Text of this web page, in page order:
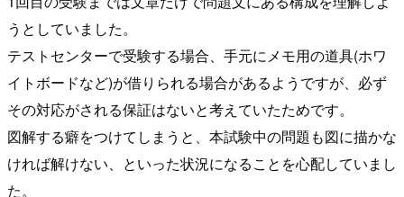
うとしていました。
テストセンターで受験する場合、手元にメモ用の道具(ホワ
イトボードなど)が借りられる場合があるようですが、必ず
その対応がされる保証はないと考えていたためです。
図解する癖をつけてしまうと、本試験中の問題も図に描かな
ければ解けない、といった状況になることを心配していまし
た。